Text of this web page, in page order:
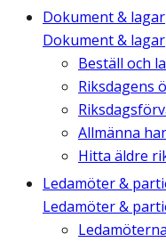
Dokument & lagar
Dokument & lagar
Beställ och
Riksdagens
Allmänna
Hitta äldre
Ledamöter &
Ledamöter &
Ledamöterna